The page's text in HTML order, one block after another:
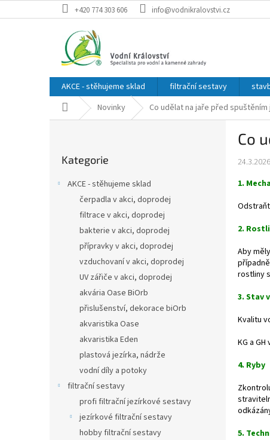
na
+420 774 303 606 info@vodnikralovstvi.cz
AKCE - stěhujeme sklad filtrační sestavy
Domů Novinky Co udělat na jaře před spuštěním
kategorie
Kategorie
AKCE - stěhujeme sklad
čerpadla v akci, doprodej
filtrace v akci, doprodej
bakterie v akci, doprodej
přípravky v akci, doprodej
vzduchovaní v akci, doprodej
UV zářiče v akci, doprodej
akvária Oase BiOrb
přislušenství, dekorace biOrb
akvaristika Oase
akvaristika Eden
plastová jezírka, nádrže
vodní díly a potoky
filtrační sestavy
profi filtrační jezírkové sestavy
jezírkové filtrační sestavy
hobby filtrační sestavy
Co
24.3.2026
1.
2.
Aby
případně
rostliny
3. Stav
Kvalitu
KG a
4. Ryby
5.